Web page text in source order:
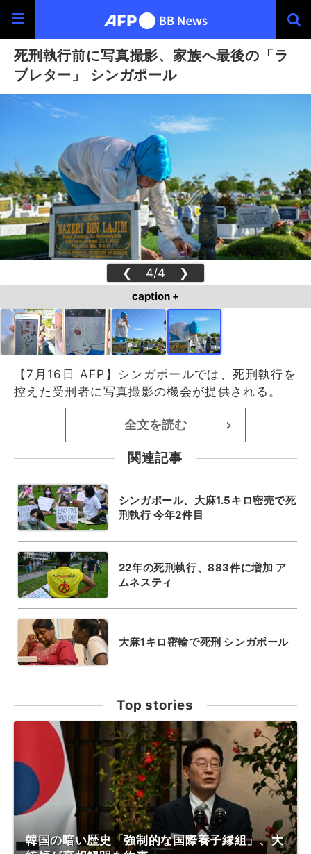
死刑執行前に写真撮影、家族へ最後の「ラ
ブレター」 シンガポール
❮ 4/4 ❯
caption +
【7月16日 AFP】シンガポールでは、死刑執行を
控えた受刑者に写真撮影の機会が提供される。
全文を読む >
関連記事
シンガポール、大麻1.5キロ密売で死
刑執行 今年2件目
22年の死刑執行、883件に増加 ア
ムネスティ
大麻1キロ密輸で死刑 シンガポール
Top stories
韓国の暗い歴史「強制的な国際養子縁組」、大